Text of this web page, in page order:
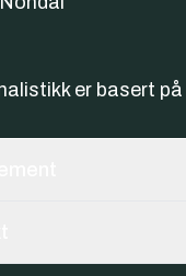
er basert på